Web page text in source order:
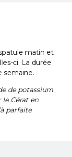
spatule matin et
ci. La durée
semaine.
de potassium
Cérat en
parfaite